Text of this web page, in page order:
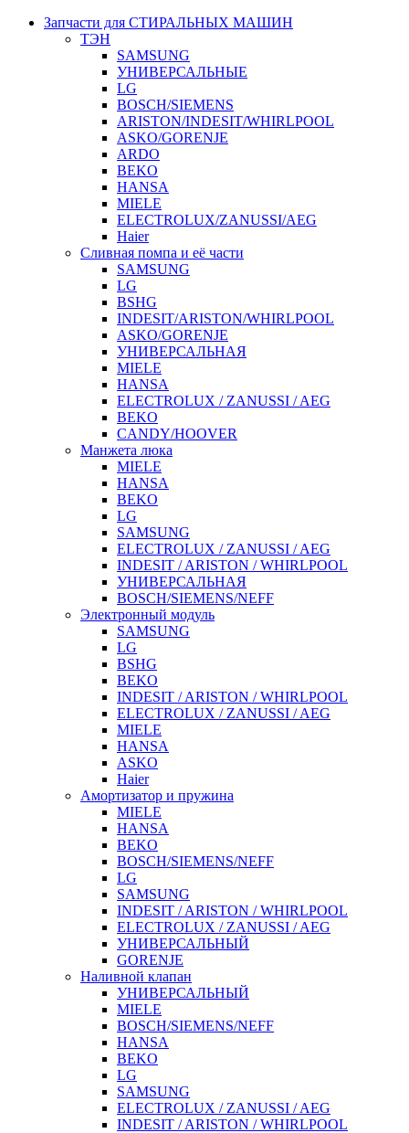
Запчасти для СТИРАЛЬНЫХ МАШИН
ТЭН
SAMSUNG
УНИВЕРСАЛЬНЫЕ
LG
BOSCH/SIEMENS
ARISTON/INDESIT/WHIRLPOOL
ASKO/GORENJE
ARDO
BEKO
HANSA
MIELE
ELECTROLUX/ZANUSSI/AEG
Haier
Сливная помпа и её части
SAMSUNG
LG
BSHG
INDESIT/ARISTON/WHIRLPOOL
ASKO/GORENJE
УНИВЕРСАЛЬНАЯ
MIELE
HANSA
ELECTROLUX / ZANUSSI / AEG
BEKO
CANDY/HOOVER
Манжета люка
MIELE
HANSA
BEKO
LG
SAMSUNG
ELECTROLUX / ZANUSSI / AEG
INDESIT / ARISTON / WHIRLPOOL
УНИВЕРСАЛЬНАЯ
BOSCH/SIEMENS/NEFF
Электронный модуль
SAMSUNG
LG
BSHG
BEKO
INDESIT / ARISTON / WHIRLPOOL
ELECTROLUX / ZANUSSI / AEG
MIELE
HANSA
ASKO
Haier
Амортизатор и пружина
MIELE
HANSA
BEKO
BOSCH/SIEMENS/NEFF
LG
SAMSUNG
INDESIT / ARISTON / WHIRLPOOL
ELECTROLUX / ZANUSSI / AEG
УНИВЕРСАЛЬНЫЙ
GORENJE
Наливной клапан
УНИВЕРСАЛЬНЫЙ
MIELE
BOSCH/SIEMENS/NEFF
HANSA
BEKO
LG
SAMSUNG
ELECTROLUX / ZANUSSI / AEG
INDESIT / ARISTON / WHIRLPOOL